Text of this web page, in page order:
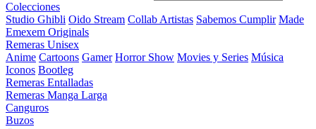
Colecciones
Studio Ghibli Oido Stream Collab Artistas Sabemos Cumplir Made
Emexem Originals
Remeras Unisex
Anime Cartoons Gamer Horror Show Movies y Series Música
Iconos Bootleg
Remeras Entalladas
Remeras Manga Larga
Canguros
Buzos